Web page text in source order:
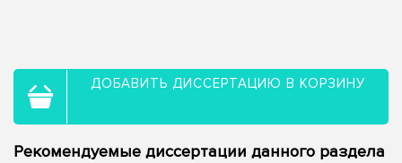
ДОБАВИТЬ ДИССЕРТАЦИЮ В КОРЗИНУ
Рекомендуемые диссертации данного раздела